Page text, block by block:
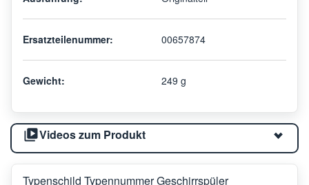
Ersatzteilenummer: 00657874
Gewicht: 249 g
Videos zum Produkt
Typenschild Typennummer Geschirrspüler